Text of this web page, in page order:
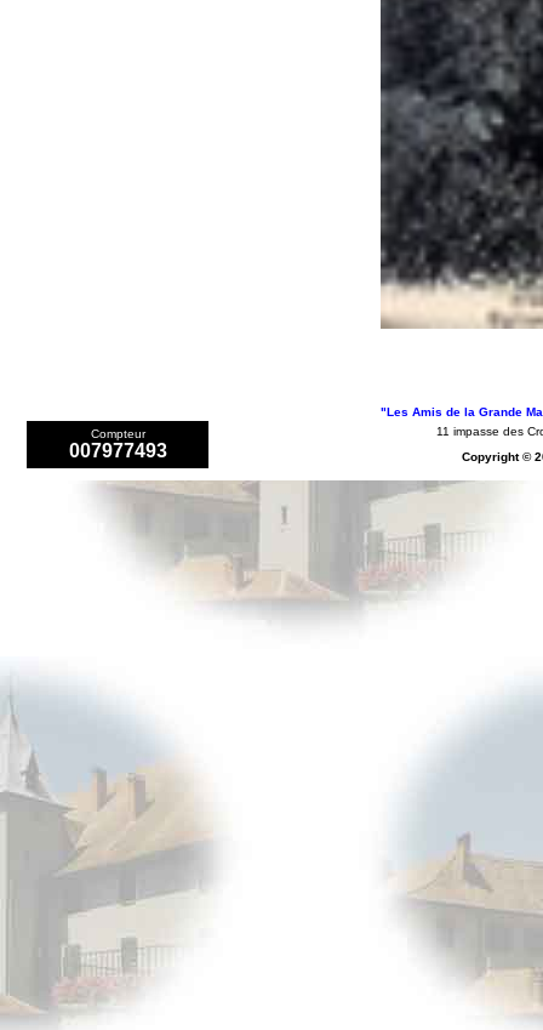
"Les Amis de la Grande
Compteur
007977493
11 impasse des
Copyright ©